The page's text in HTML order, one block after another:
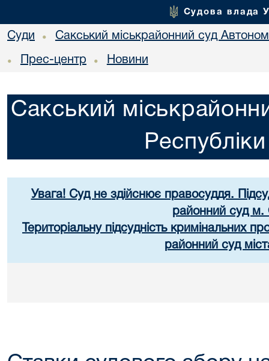
Судова влада
Суди • Сакський міськрайонний суд
• Прес-центр • Новини
Сакський
Увага! Суд не здійснює правосуддя.
районний суд м.
Територіальну підсудність кримінальних
районний суд